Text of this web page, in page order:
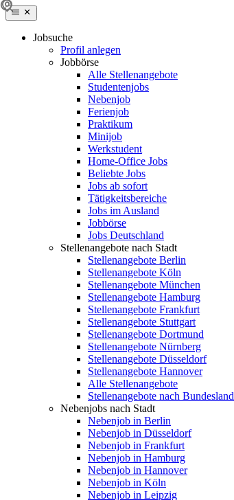
Jobsuche
Profil anlegen
Jobbörse
Alle Stellenangebote
Studentenjobs
Nebenjob
Ferienjob
Praktikum
Minijob
Werkstudent
Home-Office Jobs
Beliebte Jobs
Jobs ab sofort
Tätigkeitsbereiche
Jobs im Ausland
Jobbörse
Jobs Deutschland
Stellenangebote nach Stadt
Stellenangebote Berlin
Stellenangebote Köln
Stellenangebote München
Stellenangebote Hamburg
Stellenangebote Frankfurt
Stellenangebote Stuttgart
Stellenangebote Dortmund
Stellenangebote Nürnberg
Stellenangebote Düsseldorf
Stellenangebote Hannover
Alle Stellenangebote
Stellenangebote nach Bundesland
Nebenjobs nach Stadt
Nebenjob in Berlin
Nebenjob in Düsseldorf
Nebenjob in Frankfurt
Nebenjob in Hamburg
Nebenjob in Hannover
Nebenjob in Köln
Nebenjob in Leipzig